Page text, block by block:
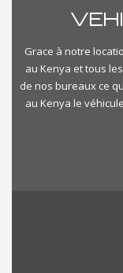
Grace à notre
au Kenya et tous
de nos bureaux ce
au Kenya le